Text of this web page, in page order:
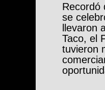
Recordó
se
llevaron
Taco, el
tuvieron